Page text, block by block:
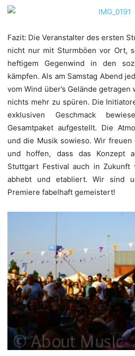
Fazit: Die Veranstalter des ersten
nicht nur mit Sturmböen vor Ort,
heftigem Gegenwind in den
kämpfen. Als am Samstag Abend
vom Wind über’s Gelände
nichts mehr zu spüren. Die
exklusiven Geschmack
Gesamtpaket aufgestellt. Die
und die Musik sowieso. Wir freuen
und hoffen, dass das Konzept
Stuttgart Festival auch in Zukunft
abhebt und etabliert. Wir sind
Premiere fabelhaft gemeistert!